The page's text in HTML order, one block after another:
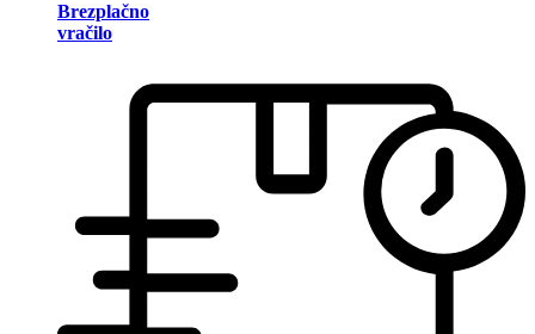
Brezplačno
vračilo